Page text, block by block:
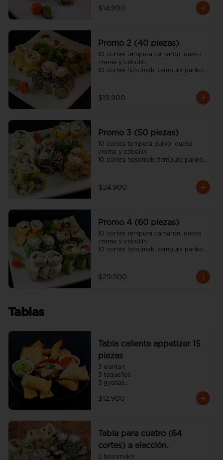
10 cortes california sésamo palmito,
$14.900
Promo 2 (40 piezas)
10 cortes tempura camarón, queso
crema y cebollín
10 cortes hosomaki tempura panko
crema y ciboulette
10 cortes california sésamo pollo
$19.900
Promo 3 (50 piezas)
10 cortes tempura pulpo, queso
crema y cebollín
10 cortes hosomaki tempura panko
tempura, queso crema y cebollín
10 cortes california sésamo salmón,
(incluye tres salsa soya y dos salsa
unagui, 3 palitos)
$24.900
Promo 4 (60 piezas)
10 cortes tempura camarón, queso
crema y cebollín
10 cortes hosomaki tempura panko
crema y ciboulette
10 cortes california sésamo salmón,
$29.900
Tablas
Tabla caliente appetizer 15
piezas
3 wantan
3 tequeños
3 gyosas
3 camarón panko
$12.900
Tabla para cuatro (64
cortes) a elección.
2 hosomakis